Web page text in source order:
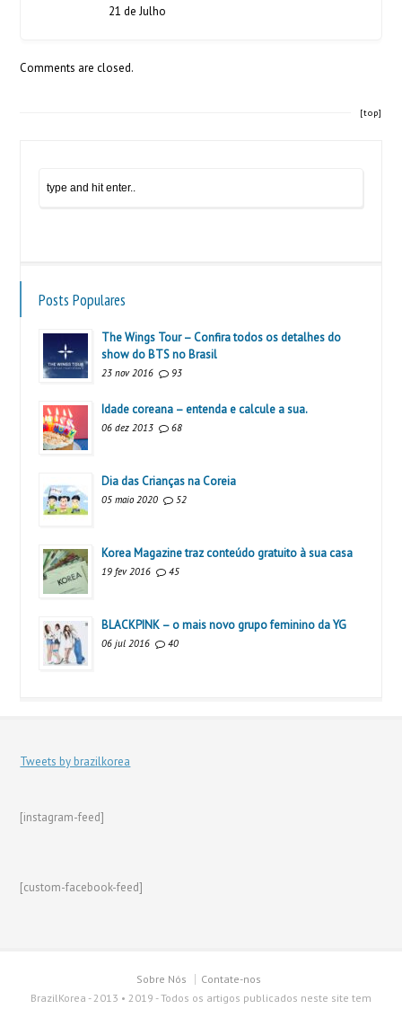
21 de Julho
Comments are closed.
[top]
Posts Populares
The Wings Tour – Confira todos os detalhes do
show do BTS no Brasil
23 nov 2016 93
Idade coreana – entenda e calcule a sua.
06 dez 2013 68
Dia das Crianças na Coreia
05 maio 2020 52
Korea Magazine traz conteúdo gratuito à sua casa
19 fev 2016 45
BLACKPINK – o mais novo grupo feminino da YG
06 jul 2016 40
Tweets by brazilkorea
[instagram-feed]
[custom-facebook-feed]
Sobre Nós
Contate-nos
BrazilKorea - 2013 • 2019 - Todos os artigos publicados neste site tem